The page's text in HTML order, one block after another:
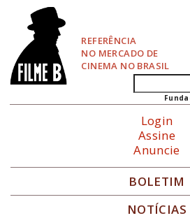
REFERÊNCIA
NO MERCADO DE
CINEMA NO BRASIL
Login
Assine
Anuncie
BOLETIM
NOTÍCIAS